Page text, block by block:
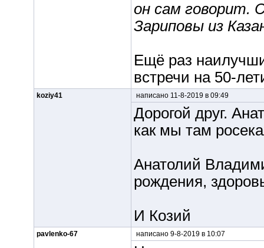
он сам говорит.
Зариповы из
Ещё раз
встречи на 50-
koziy41 написано 11-8-2019 в 09:49
Дорогой друг.
как мы там
Анатолий
рождения,
И Козий
pavlenko-67 написано 9-8-2019 в 10:07